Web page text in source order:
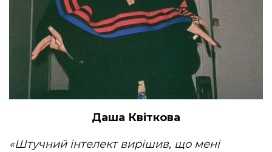
Даша Квіткова
«Штучний інтелект вирішив, що мені